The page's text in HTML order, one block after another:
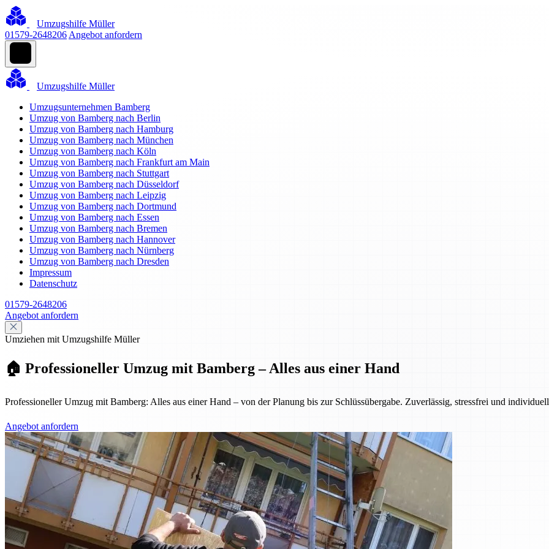
Umzugshilfe Müller
01579-2648206 Angebot anfordern
Umzugshilfe Müller
Umzugsunternehmen Bamberg
Umzug von Bamberg nach Berlin
Umzug von Bamberg nach Hamburg
Umzug von Bamberg nach München
Umzug von Bamberg nach Köln
Umzug von Bamberg nach Frankfurt am Main
Umzug von Bamberg nach Stuttgart
Umzug von Bamberg nach Düsseldorf
Umzug von Bamberg nach Leipzig
Umzug von Bamberg nach Dortmund
Umzug von Bamberg nach Essen
Umzug von Bamberg nach Bremen
Umzug von Bamberg nach Hannover
Umzug von Bamberg nach Nürnberg
Umzug von Bamberg nach Dresden
Impressum
Datenschutz
01579-2648206
Angebot anfordern
Umziehen mit Umzugshilfe Müller
🏠 Professioneller Umzug mit Bamberg – Alles aus einer Hand
Professioneller Umzug mit Bamberg: Alles aus einer Hand – von der Planung bis zur Schlüssübergabe. Zuverlässig, stressfrei und
Angebot anfordern